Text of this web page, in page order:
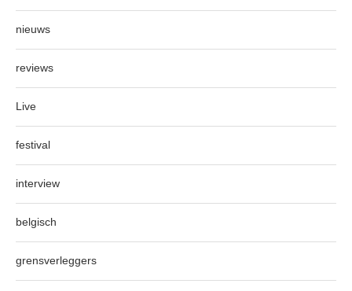
nieuws
reviews
Live
festival
interview
belgisch
grensverleggers